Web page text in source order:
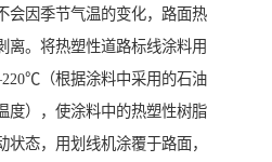
会因季节气温的变化，路面热
离。将热塑性道路标线涂料用
（根据涂料中采用的石油
度），使涂料中的热塑性树脂
态，用划线机涂覆于路面，